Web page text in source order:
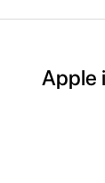
Apple